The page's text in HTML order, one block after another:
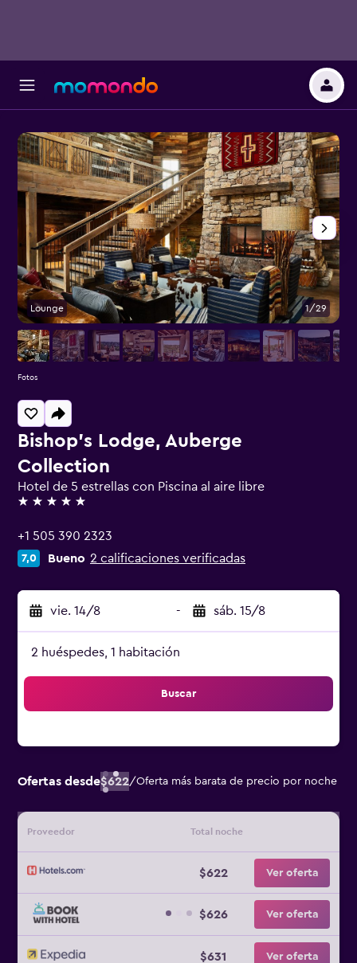
Bishop's Lodge, Auberge
Collection
Hotel de 5 estrellas con Piscina al aire libre
5 estrellas
+1 505 390 2323
7,0 Bueno 2 calificaciones verificadas
vie. 14/8 - sáb. 15/8
2 huéspedes, 1 habitación
Buscar
Ofertas desde$622/Oferta más barata de precio por noche
Proveedor Total noche
$622 Ver oferta
$626 Ver oferta
$631 Ver oferta
Lounge 1/29
Fotos